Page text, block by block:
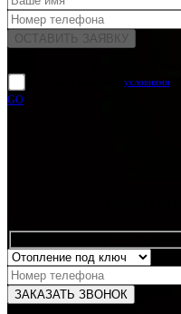
условиями
GO